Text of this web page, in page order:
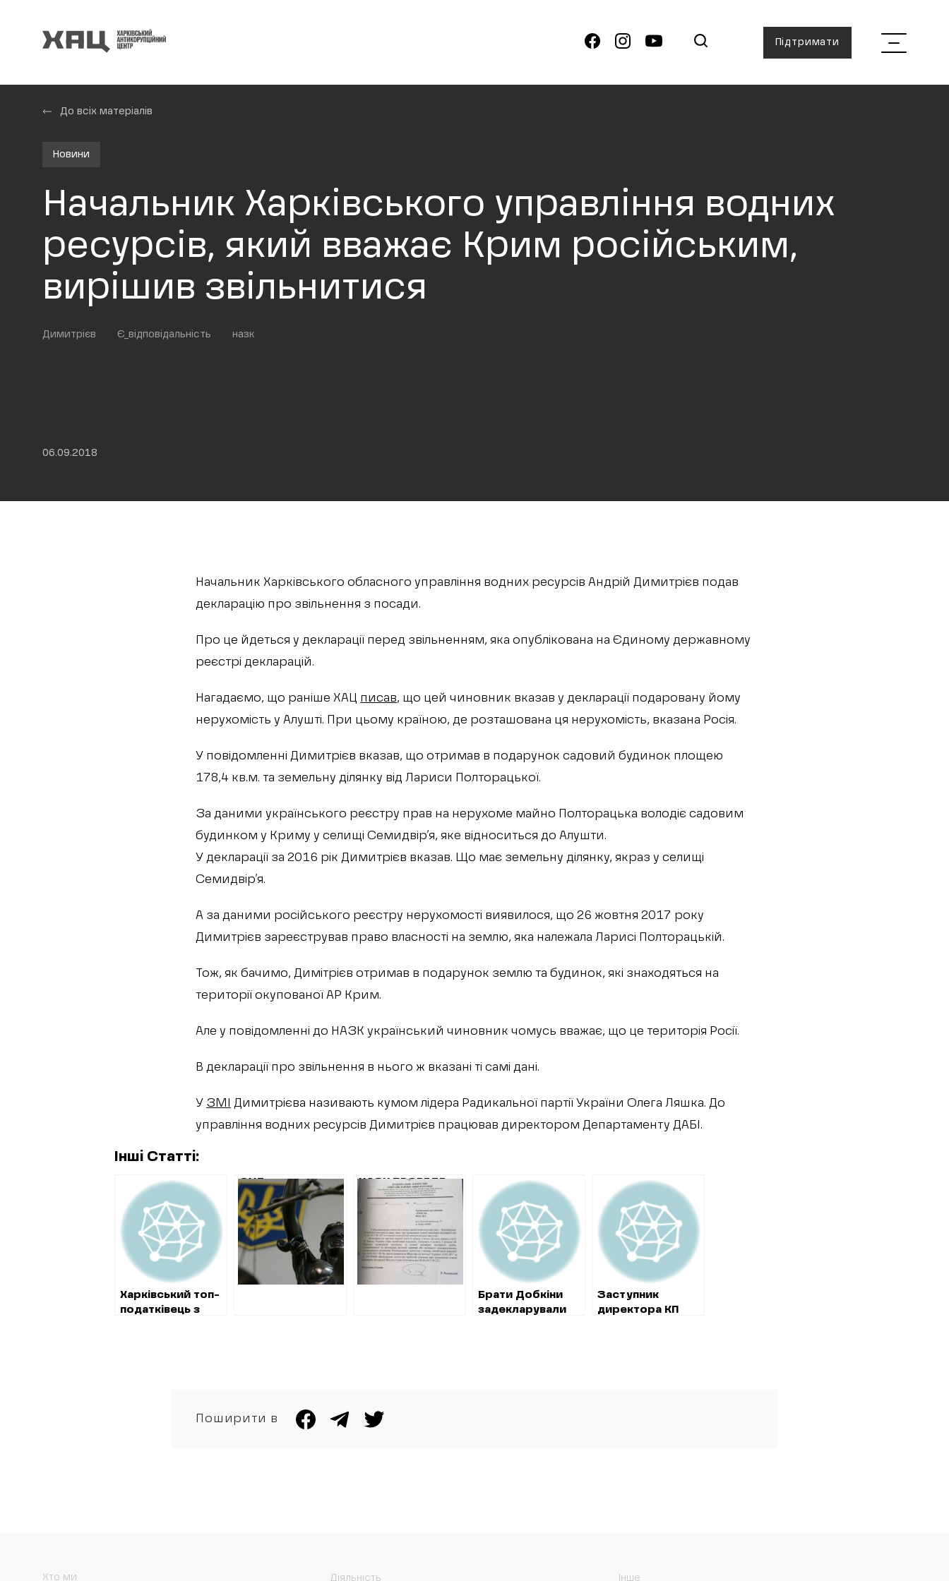
Підтримати
До всіх матеріалів
Новини
Начальник Харківського управління водних
ресурсів, який вважає Крим російським,
вирішив звільнитися
Димитрієв Є_відповідальність назк
06.09.2018
Начальник Харківського обласного управління водних ресурсів Андрій Димитрієв подав
декларацію про звільнення з посади.
Про це йдеться у декларації перед звільненням, яка опублікована на Єдиному державному
реєстрі декларацій.
Нагадаємо, що раніше ХАЦ писав, що цей чиновник вказав у декларації подаровану йому
нерухомість у Алушті. При цьому країною, де розташована ця нерухомість, вказана Росія.
У повідомленні Димитрієв вказав, що отримав в подарунок садовий будинок площею
178,4 кв.м. та земельну ділянку від Лариси Полторацької.
За даними українського реєстру прав на нерухоме майно Полторацька володіє садовим
будинком у Криму у селищі Семидвір’я, яке відноситься до Алушти.
У декларації за 2016 рік Димитрієв вказав. Що має земельну ділянку, якраз у селищі
Семидвір’я.
А за даними російського реєстру нерухомості виявилося, що 26 жовтня 2017 року
Димитрієв зареєстрував право власності на землю, яка належала Ларисі Полторацькій.
Тож, як бачимо, Димітрієв отримав в подарунок землю та будинок, які знаходяться на
території окупованої АР Крим.
Але у повідомленні до НАЗК український чиновник чомусь вважає, що це територія Росії.
В декларації про звільнення в нього ж вказані ті самі дані.
У ЗМІ
Димитрієва називають кумом лідера Радикальної партії України Олега Ляшка. До
управління водних ресурсів Димитрієв працював директором Департаменту ДАБІ.
Інші Статті:
Харківський топ-
податківець з
СУД
ОШТРАФУВАВ
СПІВРОБІТНИКА,
ЯКИЙ ЗАПІЗНО
ПОВІДОМИВ
НАЗК ПРО
ПРИДБАННЯ
КОШТОВНОЇ
НАЗК ПРОВЕДЕ
ПОВНУ ПЕРЕВІРКУ
ДЕКЛАРАЦІЇ
ЗАСТУПНИКА
ДИРЕКТОРА
СКАНДАЛЬНОГО
КП ІГОРЯ ШКУРКО
Брати Добкіни
задекларували
Заступник
директора КП
Поширити в
Хто ми Діяльність Інше